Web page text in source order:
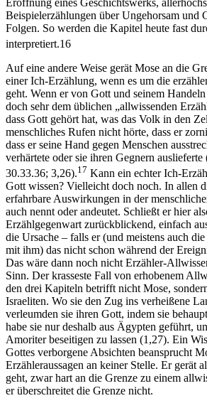
Beispielerzählungen über Ungehorsam und
Folgen. So werden die Kapitel heute fast
interpretiert.16
Auf eine andere Weise gerät Mose an die
einer Ich-Erzählung, wenn es um die
geht. Wenn er von Gott und seinem
doch sehr dem üblichen „allwissenden
dass Gott gehört hat, was das Volk in den
menschliches Rufen nicht hörte, dass er
dass er seine Hand gegen Menschen
verhärtete oder sie ihren Gegnern
30.33.36; 3,26).17 Kann ein echter Ich-
Gott wissen? Vielleicht doch noch. In allen
erfahrbare Auswirkungen in der
auch nennt oder andeutet. Schließt er hier
Erzählgegenwart zurückblickend, einfach
die Ursache – falls er (und meistens auch
mit ihm) das nicht schon während der
Das wäre dann noch nicht Erzähler-
Sinn. Der krasseste Fall von erhobenem
den drei Kapiteln betrifft nicht Mose,
Israeliten. Wo sie den Zug ins verheißene
verleumden sie ihren Gott, indem sie
habe sie nur deshalb aus Ägypten geführt,
Amoriter beseitigen zu lassen (1,27). Ein
Gottes verborgene Absichten beansprucht
Erzähleraussagen an keiner Stelle. Er gerät
geht, zwar hart an die Grenze zu einem
er überschreitet die Grenze nicht.